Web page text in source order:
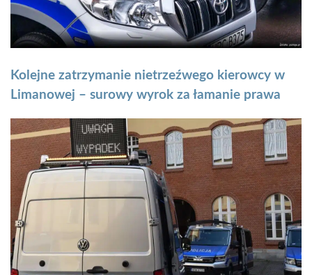
Kolejne zatrzymanie nietrzeźwego kierowcy w
Limanowej – surowy wyrok za łamanie prawa